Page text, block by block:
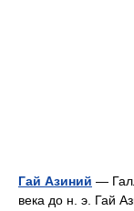
Гай Азиний —
века до н. э. Гай